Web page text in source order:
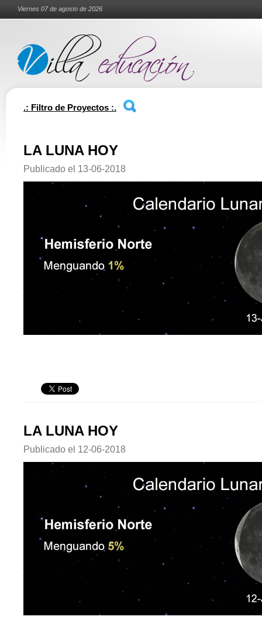
Viernes 07 de agosto de 2026
.: Filtro de Proyectos :.
LA LUNA HOY
Publicado el 13-06-2018
LA LUNA HOY
Publicado el 12-06-2018